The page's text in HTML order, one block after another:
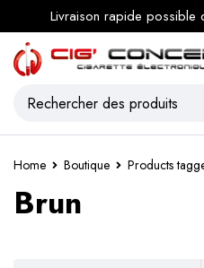
Livraison rapide possible
Home Boutique Products
Brun